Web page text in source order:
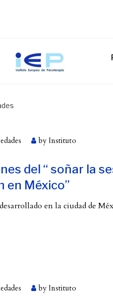
by Instituto
del “ soñar la
en México”
en la ciudad de
by Instituto